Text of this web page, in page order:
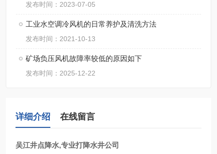
发布时间：2023-07-05
工业水空调冷风机的日常养护及清洗方法
发布时间：2021-10-13
矿场负压风机故障率较低的原因如下
发布时间：2025-12-22
详细介绍 在线留言
吴江井点降水,专业打降水井公司